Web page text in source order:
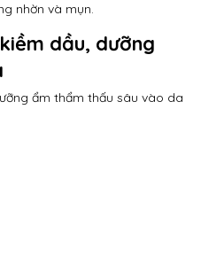
nhờn và mụn.
dầu, dưỡng